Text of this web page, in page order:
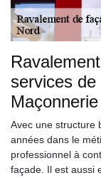
services
Avec une structure
années dans le
professionnel à
façade. Il est aussi